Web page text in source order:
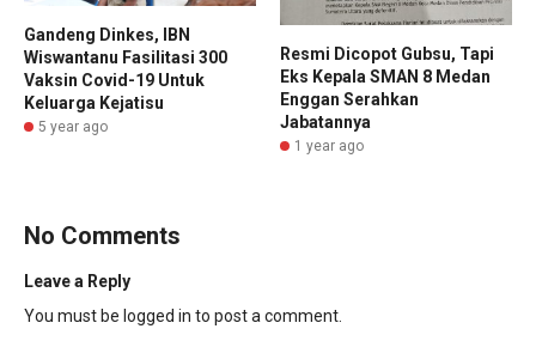
Gandeng Dinkes, IBN
Wiswantanu Fasilitasi 300
Vaksin Covid-19 Untuk
Keluarga Kejatisu
5 year ago
Resmi Dicopot Gubsu, Tapi
Eks Kepala SMAN 8 Medan
Enggan Serahkan
Jabatannya
1 year ago
No Comments
Leave a Reply
You must be logged in to post a comment.